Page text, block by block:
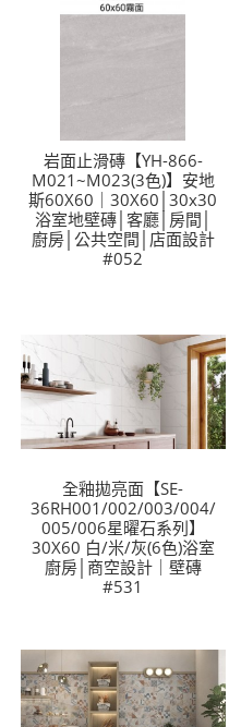
岩面止滑磚【YH-866-
M021~M023(3色)】安地
斯60X60｜30X60│30x30
浴室地壁磚│客廳│房間│
廚房│公共空間│店面設計
#052
全釉拋亮面【SE-
36RH001/002/003/004/
005/006星曜石系列】
30X60 白/米/灰(6色)浴室
廚房│商空設計｜壁磚
#531